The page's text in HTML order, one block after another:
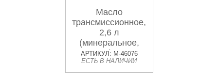
Масло
трансмиссионное,
2,6 л
(минеральное,
ТАД -17) ЛАДА-
ЛЮКС 85W-90 GL-
5 VDKI
АРТИКУЛ: M-46076
ЕСТЬ В НАЛИЧИИ